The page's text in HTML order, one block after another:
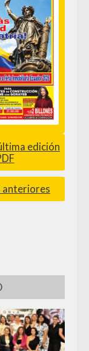
edición
anteriores